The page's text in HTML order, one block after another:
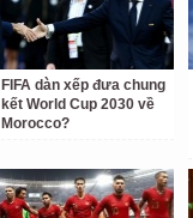
FIFA dàn xếp đưa chung
kết World Cup 2030 về
Morocco?